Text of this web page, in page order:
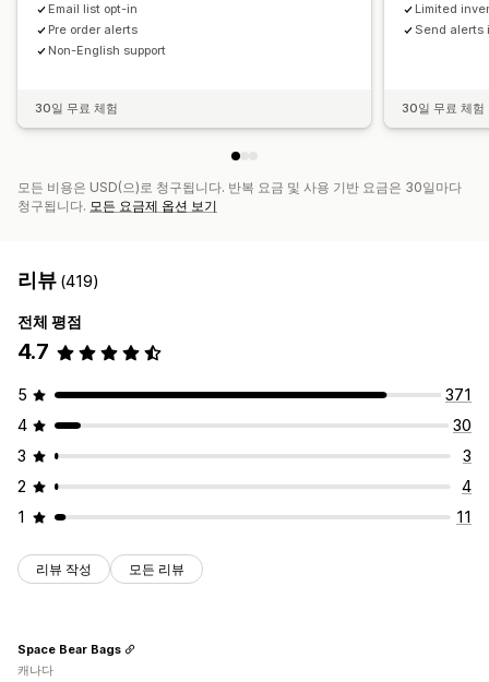
Email list opt-in
Pre order alerts
Non-English support
30일 무료 체험
Limited
Send alerts
30일 무료 체험
모든 비용은 USD(으)로 청구됩니다. 반복 요금 및 사용 기반 요금은 30일마다
청구됩니다. 모든 요금제 옵션 보기
리뷰 (419)
전체 평점
4.7
5
371
4
30
3
3
2
4
1
11
리뷰 작성 모든 리뷰
Space Bear Bags
캐나다